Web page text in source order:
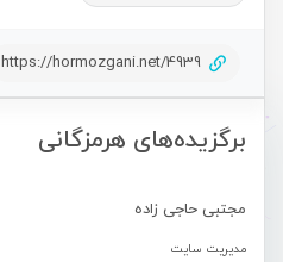
برگزیده‌های هرمزگانی
مجتبی حاجی زاده
مدیریت سایت
https://hormozgani.net/4939